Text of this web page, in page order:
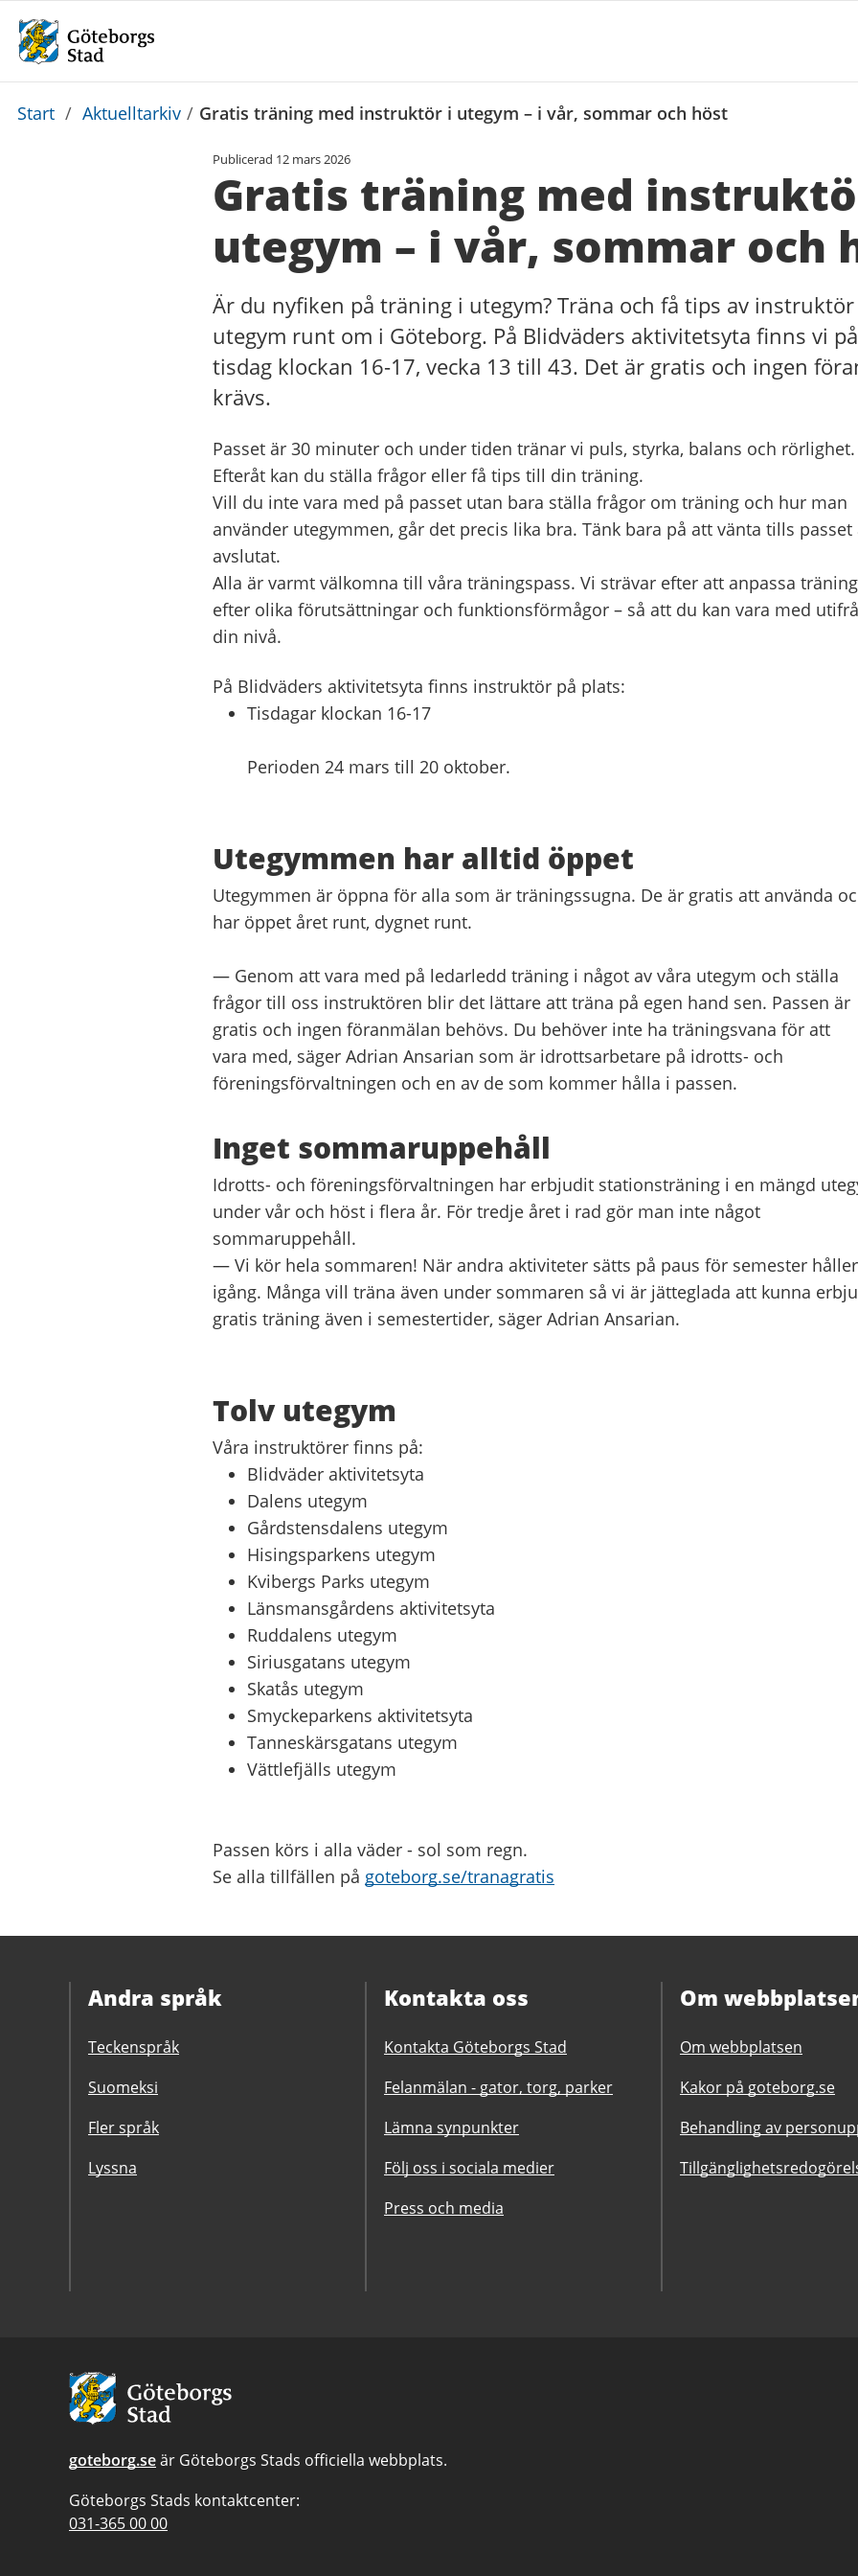
Du
Start / Aktuelltarkiv / Gratis träning med instruktör i utegym – i vår, sommar och höst
Publicerad 12 mars 2026
Gratis träning med
utegym – i vår, sommar och
Är du nyfiken på träning i utegym? Träna och få tips av
utegym runt om i Göteborg. På Blidväders aktivitetsyta finns vi
tisdag klockan 16-17, vecka 13 till 43. Det är gratis och ingen
krävs.
Passet är 30 minuter och under tiden tränar vi puls, styrka, balans och rörlighet.
Efteråt kan du ställa frågor eller få tips till din träning.
Vill du inte vara med på passet utan bara ställa frågor om träning och hur man
använder utegymmen, går det precis lika bra. Tänk bara på att vänta tills passet
avslutat.
Alla är varmt välkomna till våra träningspass. Vi strävar efter att anpassa
efter olika förutsättningar och funktionsförmågor – så att du kan vara med
din nivå.
På Blidväders aktivitetsyta finns instruktör på plats:
Tisdagar klockan 16-17
Perioden 24 mars till 20 oktober.
Utegymmen har alltid öppet
Utegymmen är öppna för alla som är träningssugna. De är gratis att använda
har öppet året runt, dygnet runt.
— Genom att vara med på ledarledd träning i något av våra utegym och ställa
frågor till oss instruktören blir det lättare att träna på egen hand sen. Passen är
gratis och ingen föranmälan behövs. Du behöver inte ha träningsvana för att
vara med, säger Adrian Ansarian som är idrottsarbetare på idrotts- och
föreningsförvaltningen och en av de som kommer hålla i passen.
Inget sommaruppehåll
Idrotts- och föreningsförvaltningen har erbjudit stationsträning i en mängd
under vår och höst i flera år. För tredje året i rad gör man inte något
sommaruppehåll.
— Vi kör hela sommaren! När andra aktiviteter sätts på paus för semester
igång. Många vill träna även under sommaren så vi är jätteglada att kunna
gratis träning även i semestertider, säger Adrian Ansarian.
Tolv utegym
Våra instruktörer finns på:
Blidväder aktivitetsyta
Dalens utegym
Gårdstensdalens utegym
Hisingsparkens utegym
Kvibergs Parks utegym
Länsmansgårdens aktivitetsyta
Ruddalens utegym
Siriusgatans utegym
Skatås utegym
Smyckeparkens aktivitetsyta
Tanneskärsgatans utegym
Vättlefjälls utegym
Passen körs i alla väder - sol som regn.
Se alla tillfällen på goteborg.se/tranagratis
Andra språk
Teckenspråk
Suomeksi
Fler språk
Lyssna
Kontakta oss
Kontakta Göteborgs Stad
Felanmälan - gator, torg, parker
Lämna synpunkter
Följ oss i sociala medier
Press och media
Om
Om webbplatsen
Kakor på goteborg.se
Behandling av
Avsändare:
Göteborgs
Stad
goteborg.seär Göteborgs Stads officiella webbplats.
Göteborgs Stads kontaktcenter:
Telefonnummer
031-365 00 00